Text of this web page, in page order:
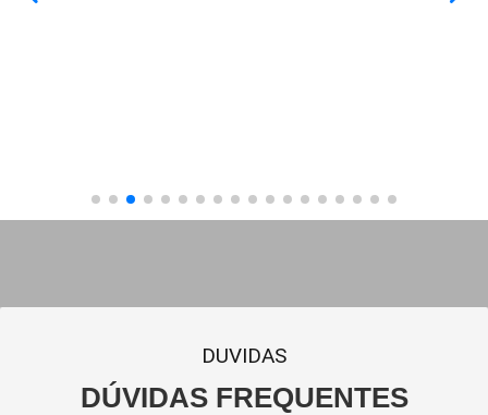
DUVIDAS
DÚVIDAS FREQUENTES